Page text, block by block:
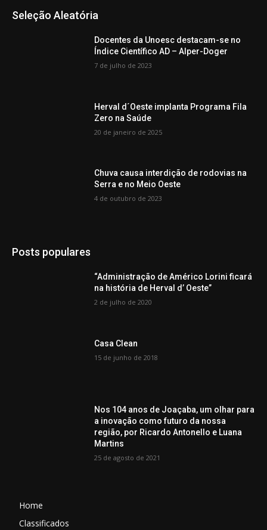
Seleção Aleatória
Docentes da Unoesc destacam-se no
Índice Científico AD – Alper-Doger
7 de julho de 2023
Herval d´Oeste implanta Programa Fila
Zero na Saúde
20 de janeiro de 2025
Chuva causa interdição de rodovias na
Serra e no Meio Oeste
4 de outubro de 2023
Posts populares
“Administração de Américo Lorini ficará
na história de Herval d’ Oeste”
2 de julho de 2020
Casa Clean
15 de junho de 2018
Nos 104 anos de Joaçaba, um olhar para
a inovação como futuro da nossa
região, por Ricardo Antonello e Luana
Martins
25 de agosto de 2021
Home
Classificados